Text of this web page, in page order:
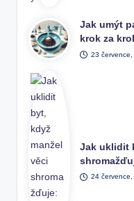
Jak umýt
krok za
23
Jak uklidit
24